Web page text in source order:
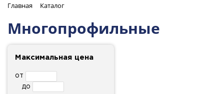
Главная Каталог
Многопрофильные
Максимальная цена
от
до